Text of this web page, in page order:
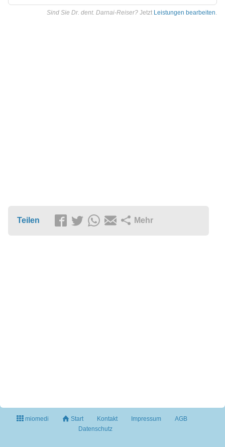
Sind Sie Dr. dent. Darnai-Reiser? Jetzt Leistungen bearbeiten.
Teilen Mehr
miomedi Start Kontakt Impressum
AGB
Datenschutz